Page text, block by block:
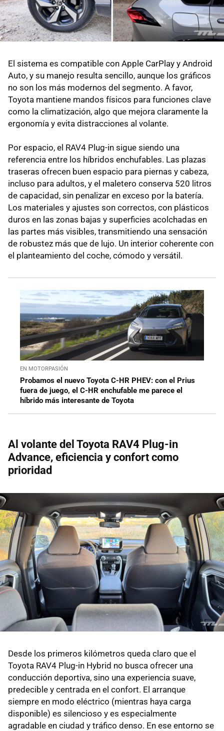
El sistema es compatible con Apple CarPlay y Android
Auto, y su manejo resulta sencillo, aunque los gráficos
no son los más modernos del segmento. A favor,
Toyota mantiene mandos físicos para funciones clave
como la climatización, algo que mejora claramente la
ergonomía y evita distracciones al volante.
Por espacio, el RAV4 Plug-in sigue siendo una
referencia entre los híbridos enchufables. Las plazas
traseras ofrecen buen espacio para piernas y cabeza,
incluso para adultos, y el maletero conserva 520 litros
de capacidad, sin penalizar en exceso por la batería.
Los materiales y ajustes son correctos, con plásticos
duros en las zonas bajas y superficies acolchadas en
las partes más visibles, transmitiendo una sensación
de robustez más que de lujo. Un interior coherente con
el planteamiento del coche, cómodo y versátil.
EN MOTORPASIÓN
Probamos el nuevo Toyota C-HR PHEV: con el Prius
fuera de juego, el C-HR enchufable me parece el
híbrido más interesante de Toyota
Al volante del Toyota RAV4 Plug-in
Advance, eficiencia y confort como
prioridad
Desde los primeros kilómetros queda claro que el
Toyota RAV4 Plug-in Hybrid no busca ofrecer una
conducción deportiva, sino una experiencia suave,
predecible y centrada en el confort. El arranque
siempre en modo eléctrico (mientras haya carga
disponible) es silencioso y es especialmente
agradable en ciudad y tráfico denso. En ese entorno se